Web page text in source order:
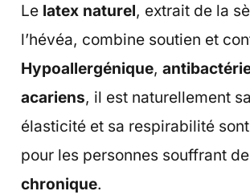
Le latex naturel, extrait de la
l’hévéa, combine soutien et
Hypoallergénique,
acariens, il est naturellement
élasticité et sa respirabilité
pour les personnes souffrant de
chronique.